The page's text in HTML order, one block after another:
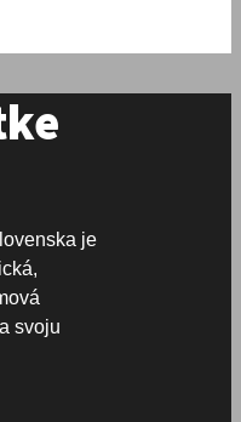
je
svoju